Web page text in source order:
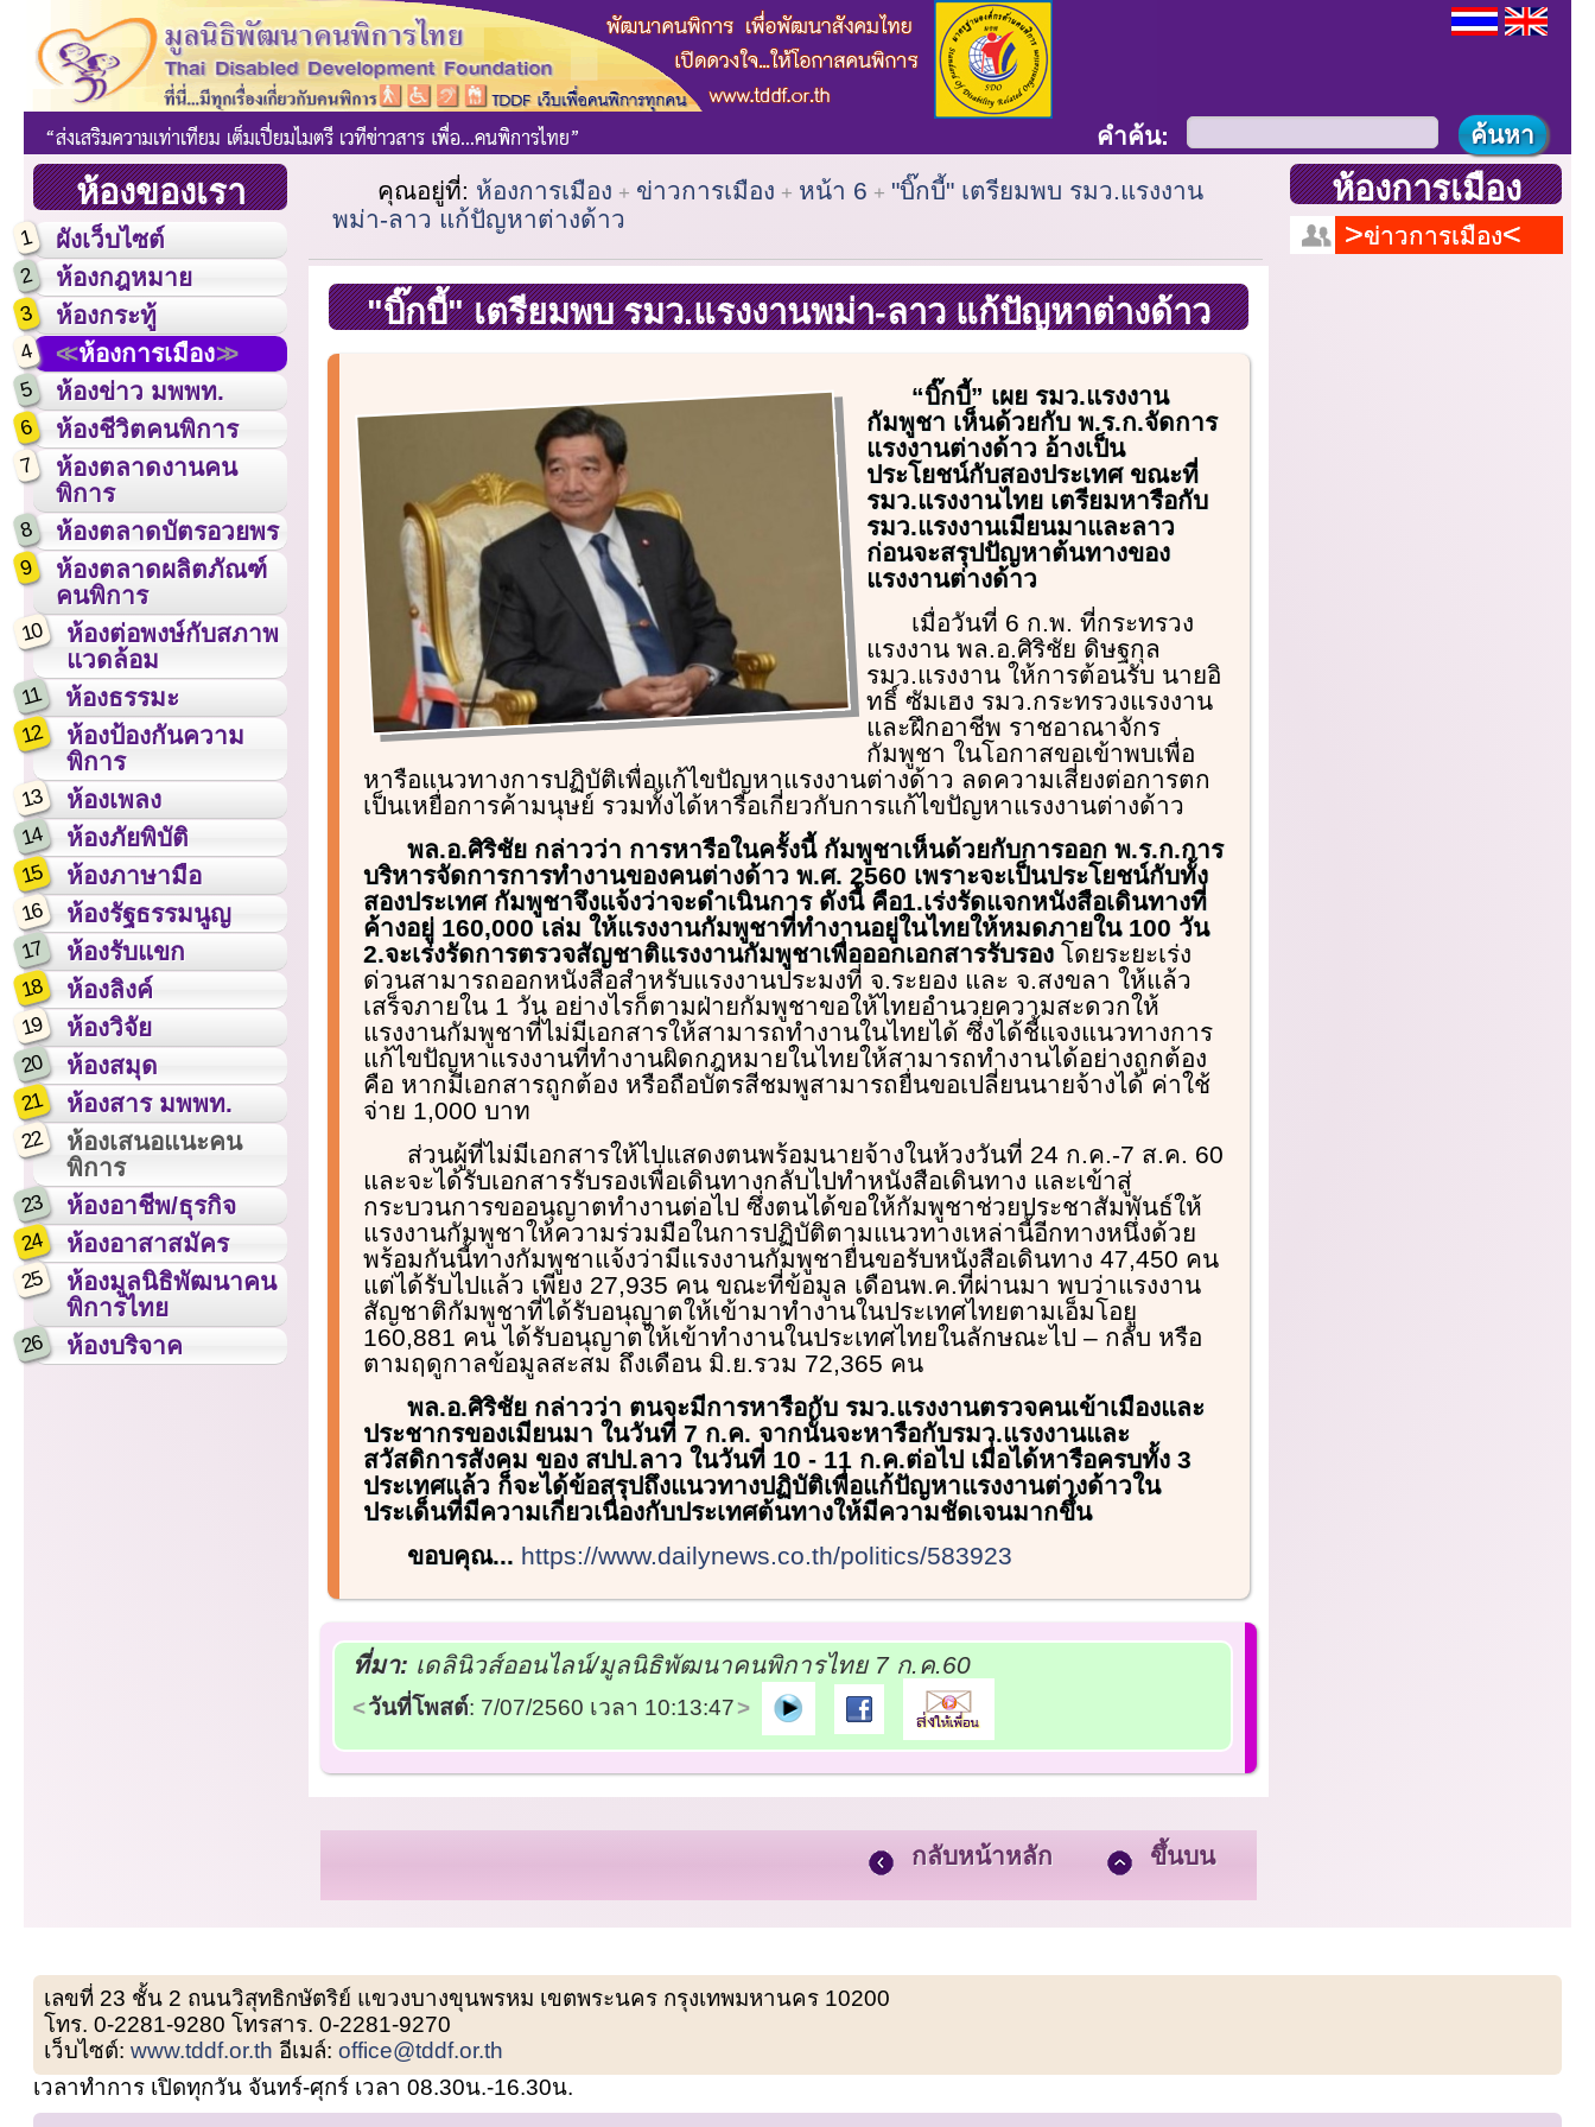
ห้องของเรา
1 ผังเว็บไซต์
2 ห้องกฎหมาย
3 ห้องกระทู้
4 ห้องการเมือง
5 ห้องข่าว มพพท.
6 ห้องชีวิตคนพิการ
7
ห้องตลาดงานคน
พิการ
8 ห้องตลาดบัตรอวยพร
9
ห้องตลาดผลิตภัณฑ์
คนพิการ
10
ห้องต่อพงษ์กับสภาพ
แวดล้อม
11 ห้องธรรมะ
12
ห้องป้องกันความ
พิการ
13 ห้องเพลง
14 ห้องภัยพิบัติ
15 ห้องภาษามือ
16 ห้องรัฐธรรมนูญ
17 ห้องรับแขก
18 ห้องลิงค์
19 ห้องวิจัย
20 ห้องสมุด
21 ห้องสาร มพพท.
22
ห้องเสนอแนะคน
พิการ
23 ห้องอาชีพ/ธุรกิจ
24 ห้องอาสาสมัคร
25
ห้องมูลนิธิพัฒนาคน
พิการไทย
26 ห้องบริจาค
คำค้น:
คุณอยู่ที่: ห้องการเมือง ข่าวการเมือง หน้า 6
"บิ๊กบี้" เตรียมพบ รมว.แรงงาน
พม่า-ลาว แก้ปัญหาต่างด้าว
"บิ๊กบี้" เตรียมพบ รมว.แรงงานพม่า-ลาว แก้ปัญหาต่างด้าว
“บิ๊กบี้” เผย รมว.แรงงาน
กัมพูชา เห็นด้วยกับ พ.ร.ก.จัดการ
แรงงานต่างด้าว อ้างเป็น
ประโยชน์กับสองประเทศ ขณะที่
รมว.แรงงานไทย เตรียมหารือกับ
รมว.แรงงานเมียนมาและลาว
ก่อนจะสรุปปัญหาต้นทางของ
แรงงานต่างด้าว
เมื่อวันที่ 6 ก.พ. ที่กระทรวง
แรงงาน พล.อ.ศิริชัย ดิษฐกุล
รมว.แรงงาน ให้การต้อนรับ นายอิ
ทธิ์ ซัมเฮง รมว.กระทรวงแรงงาน
และฝึกอาชีพ ราชอาณาจักร
กัมพูชา ในโอกาสขอเข้าพบเพื่อ
หารือแนวทางการปฏิบัติเพื่อแก้ไขปัญหาแรงงานต่างด้าว ลดความเสี่ยงต่อการตก
เป็นเหยื่อการค้ามนุษย์ รวมทั้งได้หารือเกี่ยวกับการแก้ไขปัญหาแรงงานต่างด้าว
พล.อ.ศิริชัย กล่าวว่า การหารือในครั้งนี้ กัมพูชาเห็นด้วยกับการออก พ.ร.ก.การ
บริหารจัดการการทำงานของคนต่างด้าว พ.ศ. 2560 เพราะจะเป็นประโยชน์กับทั้ง
สองประเทศ กัมพูชาจึงแจ้งว่าจะดำเนินการ ดังนี้ คือ1.เร่งรัดแจกหนังสือเดินทางที่
ค้างอยู่ 160,000 เล่ม ให้แรงงานกัมพูชาที่ทำงานอยู่ในไทยให้หมดภายใน 100 วัน
2.จะเร่งรัดการตรวจสัญชาติแรงงานกัมพูชาเพื่อออกเอกสารรับรองโดยระยะเร่ง
ด่วนสามารถออกหนังสือสำหรับแรงงานประมงที่ จ.ระยอง และ จ.สงขลา ให้แล้ว
เสร็จภายใน 1 วัน อย่างไรก็ตามฝ่ายกัมพูชาขอให้ไทยอำนวยความสะดวกให้
แรงงานกัมพูชาที่ไม่มีเอกสารให้สามารถทำงานในไทยได้ ซึ่งได้ชี้แจงแนวทางการ
แก้ไขปัญหาแรงงานที่ทำงานผิดกฎหมายในไทยให้สามารถทำงานได้อย่างถูกต้อง
คือ หากมีเอกสารถูกต้อง หรือถือบัตรสีชมพูสามารถยื่นขอเปลี่ยนนายจ้างได้ ค่าใช้
จ่าย 1,000 บาท
ส่วนผู้ที่ไม่มีเอกสารให้ไปแสดงตนพร้อมนายจ้างในห้วงวันที่ 24 ก.ค.-7 ส.ค. 60
และจะได้รับเอกสารรับรองเพื่อเดินทางกลับไปทำหนังสือเดินทาง และเข้าสู่
กระบวนการขออนุญาตทำงานต่อไป ซึ่งตนได้ขอให้กัมพูชาช่วยประชาสัมพันธ์ให้
แรงงานกัมพูชาให้ความร่วมมือในการปฏิบัติตามแนวทางเหล่านี้อีกทางหนึ่งด้วย
พร้อมกันนี้ทางกัมพูชาแจ้งว่ามีแรงงานกัมพูชายื่นขอรับหนังสือเดินทาง 47,450 คน
แต่ได้รับไปแล้ว เพียง 27,935 คน ขณะที่ข้อมูล เดือนพ.ค.ที่ผ่านมา พบว่าแรงงาน
สัญชาติกัมพูชาที่ได้รับอนุญาตให้เข้ามาทำงานในประเทศไทยตามเอ็มโอยู
160,881 คน ได้รับอนุญาตให้เข้าทำงานในประเทศไทยในลักษณะไป – กลับ หรือ
ตามฤดูกาลข้อมูลสะสม ถึงเดือน มิ.ย.รวม 72,365 คน
พล.อ.ศิริชัย กล่าวว่า ตนจะมีการหารือกับ รมว.แรงงานตรวจคนเข้าเมืองและ
ประชากรของเมียนมา ในวันที่ 7 ก.ค. จากนั้นจะหารือกับรมว.แรงงานและ
สวัสดิการสังคม ของ สปป.ลาว ในวันที่ 10 - 11 ก.ค.ต่อไป เมื่อได้หารือครบทั้ง 3
ประเทศแล้ว ก็จะได้ข้อสรุปถึงแนวทางปฏิบัติเพื่อแก้ปัญหาแรงงานต่างด้าวใน
ประเด็นที่มีความเกี่ยวเนื่องกับประเทศต้นทางให้มีความชัดเจนมากขึ้น
ขอบคุณ... https://www.dailynews.co.th/politics/583923
ที่มา: เดลินิวส์ออนไลน์/มูลนิธิพัฒนาคนพิการไทย 7 ก.ค.60
วันที่โพสต์: 7/07/2560 เวลา 10:13:47
กลับหน้าหลัก ขึ้นบน
ห้องการเมือง
ข่าวการเมือง
เลขที่ 23 ชั้น 2 ถนนวิสุทธิกษัตริย์ แขวงบางขุนพรหม เขตพระนคร กรุงเทพมหานคร 10200
โทร. 0-2281-9280 โทรสาร. 0-2281-9270
เว็บไซต์:www.tddf.or.th อีเมล์:office@tddf.or.th
เวลาทำการ เปิดทุกวัน จันทร์-ศุกร์ เวลา 08.30น.-16.30น.